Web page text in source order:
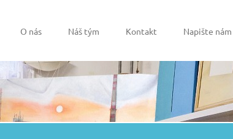
O nás Náš tým Kontakt Napište nám